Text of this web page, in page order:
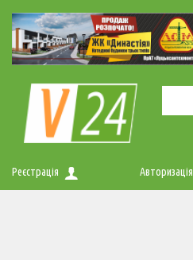
Реєстрація Авторизація